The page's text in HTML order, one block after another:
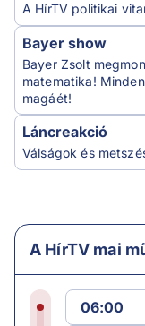
A HírTV politikai
Bayer show
Bayer Zsolt
matematika!
magáét!
Láncreakció
Válságok és
A HírTV mai
06:00